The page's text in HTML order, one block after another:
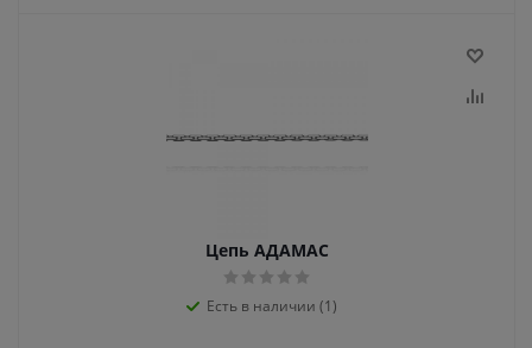
Цепь АДАМАС
Есть в наличии (1)